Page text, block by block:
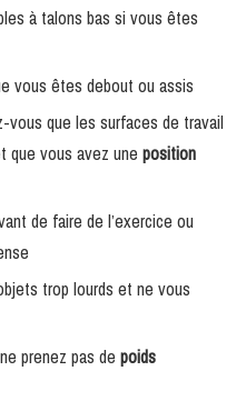
à talons bas si vous êtes
vous êtes debout ou assis
vous que les surfaces de travail
que vous avez une position
de faire de l’exercice ou
trop lourds et ne vous
prenez pas de poids